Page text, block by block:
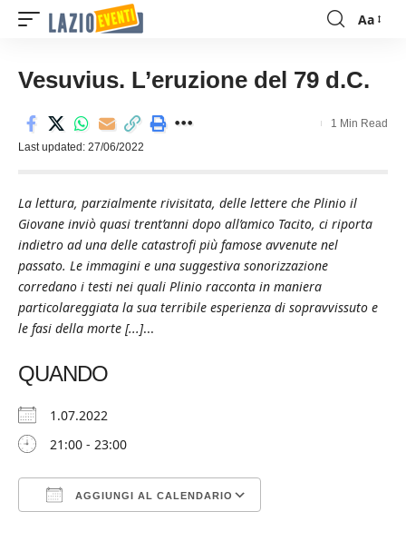
Font
Aa
Vesuvius. L’eruzione del 79 d.C.
Last updated: 27/06/2022
1 Min Read
La lettura, parzialmente rivisitata, delle lettere che Plinio il
Giovane inviò quasi trent’anni dopo all’amico Tacito, ci riporta
indietro ad una delle catastrofi più famose avvenute nel
passato. Le immagini e una suggestiva sonorizzazione
corredano i testi nei quali Plinio racconta in maniera
particolareggiata la sua terribile esperienza di sopravvissuto e
le fasi della morte [...]...
QUANDO
1.07.2022
21:00 - 23:00
AGGIUNGI AL CALENDARIO